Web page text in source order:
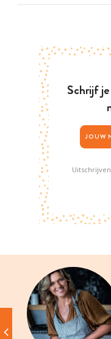
Schrijf